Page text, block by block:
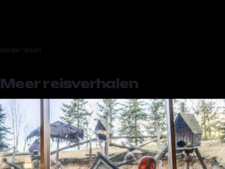
Verder lezen
Meer reisverhalen